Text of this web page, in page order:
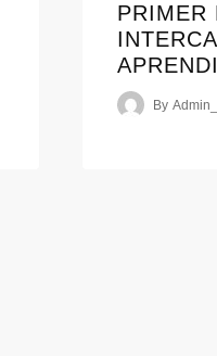
PRIMER
By